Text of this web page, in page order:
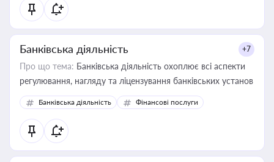
Банківська діяльність +7
Про що тема: Банківська діяльність охоплює всі аспекти
регулювання, нагляду та ліцензування банківських установ
Банківська діяльність Фінансові послуги